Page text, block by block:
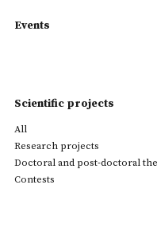
Events
Scientific projects
All
Research projects
Doctoral and post-doctoral
Contests